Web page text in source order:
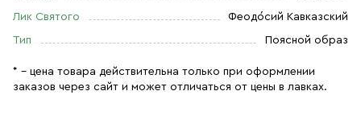
Лик Святого Феодо́сий Кавказский
Тип Поясной образ
* – цена товара действительна только при оформлении
заказов через сайт и может отличаться от цены в лавках.